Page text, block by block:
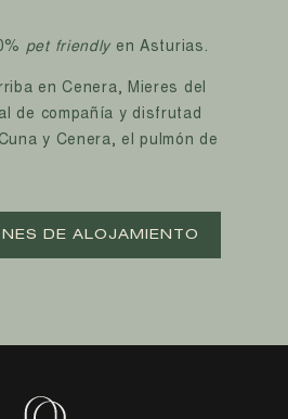
pet friendly en Asturias.
en Cenera, Mieres del
de compañía y disfrutad
y Cenera, el pulmón de
DE ALOJAMIENTO